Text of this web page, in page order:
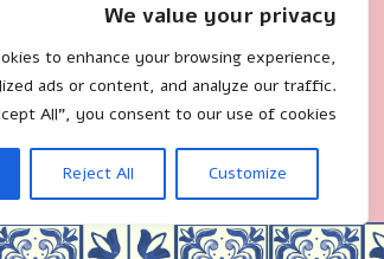
We value your privacy
to enhance your browsing experience,
ads or content, and analyze our traffic.
All", you consent to our use of cookies.
Customize
Reject All